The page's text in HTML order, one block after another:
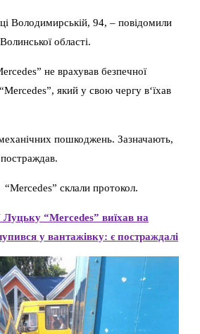
Володимирській, 94, – повідомили
області.
не врахував безпечної
який у свою чергу в‘їхав
пошкоджень. Зазначають,
склали протокол.
“Mercedes” виїхав на
у вантажівку: є постраждалі